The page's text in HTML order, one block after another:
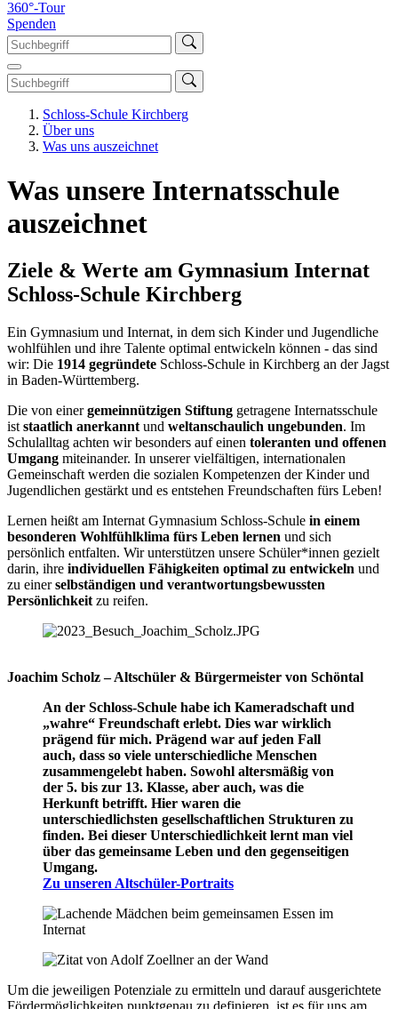
360°-Tour
Spenden
Schloss-Schule Kirchberg
Über uns
Was uns auszeichnet
Was unsere Internatsschule
auszeichnet
Ziele & Werte am Gymnasium Internat
Schloss-Schule Kirchberg
Ein Gymnasium und Internat, in dem sich Kinder und Jugendliche
wohlfühlen und ihre Talente optimal entwickeln können - das sind
wir: Die 1914 gegründete Schloss-Schule in Kirchberg an der Jagst
in Baden-Württemberg.
Die von einergemeinnützigen Stiftung getragene Internatsschule
ist staatlich anerkannt und weltanschaulich ungebunden. Im
Schulalltag achten wir besonders auf einen toleranten und offenen
Umgang miteinander. In unserer vielfältigen, internationalen
Gemeinschaft werden die sozialen Kompetenzen der Kinder und
Jugendlichen gestärkt und es entstehen Freundschaften fürs Leben!
Lernen heißt am Internat Gymnasium Schloss-Schule in einem
besonderen Wohlfühlklima fürs Leben lernen und sich
persönlich entfalten. Wir unterstützen unsere Schüler*innen gezielt
darin, ihre individuellen Fähigkeiten optimal zu entwickeln und
zu einerselbständigen und verantwortungsbewussten
Persönlichkeit zu reifen.
Joachim Scholz – Altschüler & Bürgermeister von Schöntal
An der Schloss-Schule habe ich Kameradschaft und
„wahre“ Freundschaft erlebt. Dies war wirklich
prägend für mich. Prägend war auf jeden Fall
auch, dass so viele unterschiedliche Menschen
zusammengelebt haben. Sowohl altersmäßig von
der 5. bis zur 13. Klasse, aber auch, was die
Herkunft betrifft. Hier waren die
unterschiedlichsten gesellschaftlichen Strukturen zu
finden. Bei dieser Unterschiedlichkeit lernt man viel
über das gemeinsame Leben und den gegenseitigen
Umgang.
Zu unseren Altschüler-Portraits
Um die jeweiligen Potenziale zu ermitteln und darauf ausgerichtete
Fördermöglichkeiten punktgenau zu definieren, ist es für uns am